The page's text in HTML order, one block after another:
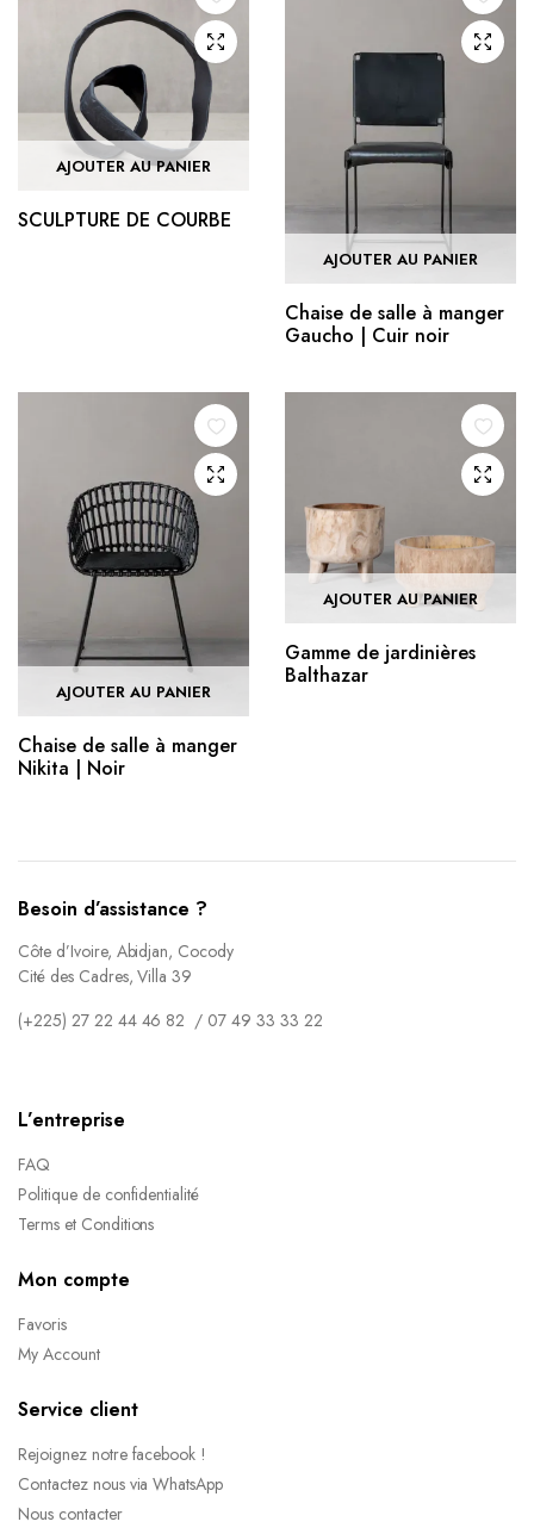
AJOUTER AU PANIER
SCULPTURE DE COURBE
AJOUTER AU PANIER
Chaise de salle à manger
Gaucho | Cuir noir
AJOUTER AU PANIER
Chaise de salle à manger
Nikita | Noir
AJOUTER AU PANIER
Gamme de jardinières
Balthazar
Besoin d’assistance ?
Côte d’Ivoire, Abidjan, Cocody
Cité des Cadres, Villa 39
(+225) 27 22 44 46 82 / 07 49 33 33 22
L’entreprise
FAQ
Politique de confidentialité
Terms et Conditions
Mon compte
Favoris
My Account
Service client
Rejoignez notre facebook !
Contactez nous via WhatsApp
Nous contacter